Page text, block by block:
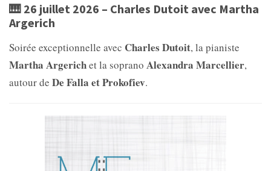
🎹 26 juillet 2026 – Charles Dutoit avec Martha
Argerich
Soirée exceptionnelle avec Charles Dutoit, la pianiste
Martha Argerichet la soprano Alexandra Marcellier,
autour de De Falla et Prokofiev.